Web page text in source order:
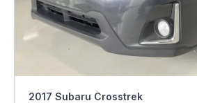
2017 Subaru Crosstrek